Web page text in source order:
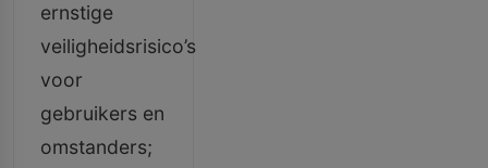
ernstige
veiligheidsrisico’s
voor
gebruikers en
omstanders;